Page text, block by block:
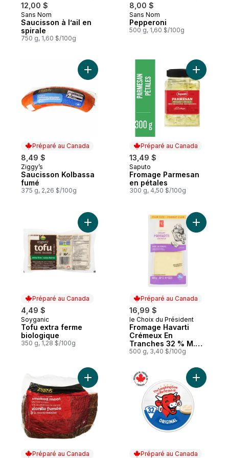
12,00 $
Préparé au Canada
Sans Nom
Saucisson à l’ail en
spirale
750 g, 1,60 $/100g
8,00 $
Préparé au Canada
Sans Nom
Pepperoni
500 g, 1,60 $/100g
Préparé au Canada
8,49 $
Préparé au Canada
Ziggy’s
Saucisson Kolbassa
fumé
375 g, 2,26 $/100g
Ajouter Saucisson Kolbassa fumé au
Préparé au Canada
13,49 $
Préparé au Canada
Saputo
Fromage Parmesan
en pétales
300 g, 4,50 $/100g
Ajouter
Préparé au Canada
4,49 $
Préparé au Canada
Soyganic
Tofu extra ferme
biologique
350 g, 1,28 $/100g
Préparé au Canada
16,99 $
Préparé au Canada
le Choix du Président
Fromage Havarti
Crémeux En
Tranches 32 % M.G.
Format Club
500 g, 3,40 $/100g
Ajouter
Préparé au Canada
Ajouter Viande fumée à la montréalaise
Préparé au Canada
Ajouter